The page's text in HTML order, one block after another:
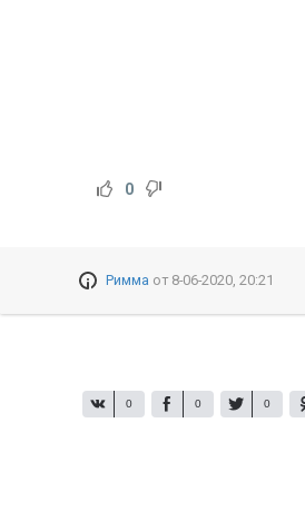
0
Римма от 8-06-2020, 20:21
0 0 0